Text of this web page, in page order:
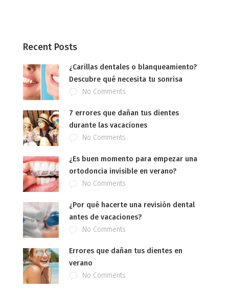
Recent Posts
¿Carillas dentales o blanqueamiento?
Descubre qué necesita tu sonrisa
No Comments
7 errores que dañan tus dientes
durante las vacaciones
No Comments
¿Es buen momento para empezar una
ortodoncia invisible en verano?
No Comments
¿Por qué hacerte una revisión dental
antes de vacaciones?
No Comments
Errores que dañan tus dientes en
verano
No Comments